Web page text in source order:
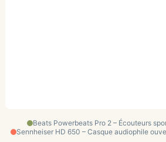
Beats Powerbeats Pro 2 – Écouteurs
Sennheiser HD 650 – Casque audiophile